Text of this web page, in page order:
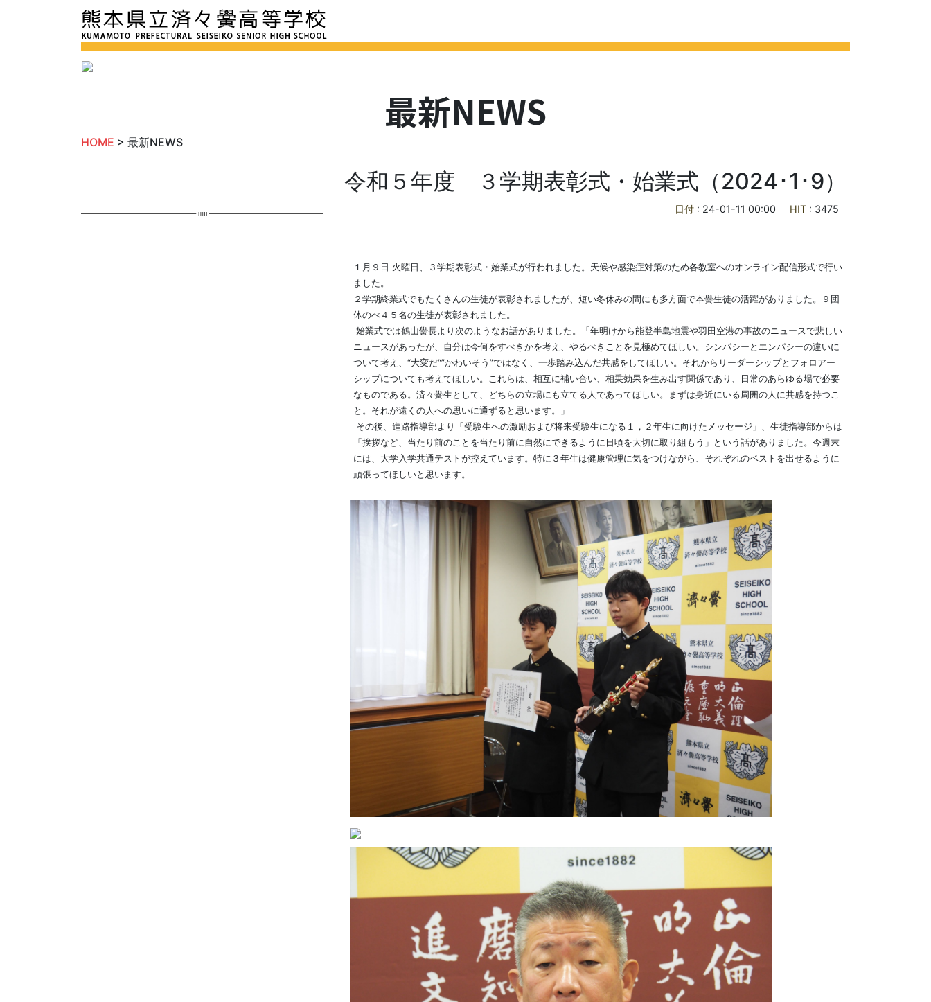
最新NEWS
HOME > 最新NEWS
令和５年度 ３学期表彰式・始業式（2024･1･9）
日付 : 24-01-11 00:00 HIT : 3475
１月９日 火曜日、３学期表彰式・始業式が行われました。天候や感染症対策のため各教室へのオンライン配信形式で行い
ました。
２学期終業式でもたくさんの生徒が表彰されましたが、短い冬休みの間にも多方面で本黌生徒の活躍がありました。９団
体のべ４５名の生徒が表彰されました。
始業式では鶴山黌長より次のようなお話がありました。「年明けから能登半島地震や羽田空港の事故のニュースで悲しい
ニュースがあったが、自分は今何をすべきかを考え、やるべきことを見極めてほしい。シンパシーとエンパシーの違いに
ついて考え、“大変だ“”かわいそう”ではなく、一歩踏み込んだ共感をしてほしい。それからリーダーシップとフォロアー
シップについても考えてほしい。これらは、相互に補い合い、相乗効果を生み出す関係であり、日常のあらゆる場で必要
なものである。済々黌生として、どちらの立場にも立てる人であってほしい。まずは身近にいる周囲の人に共感を持つこ
と。それが遠くの人への思いに通ずると思います。」
その後、進路指導部より「受験生への激励および将来受験生になる１，２年生に向けたメッセージ」、生徒指導部からは
「挨拶など、当たり前のことを当たり前に自然にできるように日頃を大切に取り組もう」という話がありました。今週末
には、大学入学共通テストが控えています。特に３年生は健康管理に気をつけながら、それぞれのベストを出せるように
頑張ってほしいと思います。